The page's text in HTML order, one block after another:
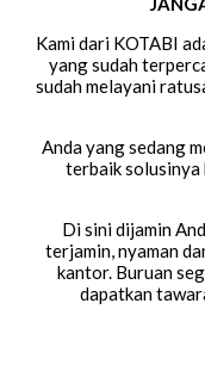
Kami dari KOTABI
yang sudah
sudah melayani
Anda yang sedang
terbaik solusinya
Di sini dijamin
terjamin, nyaman
kantor. Buruan
dapatkan